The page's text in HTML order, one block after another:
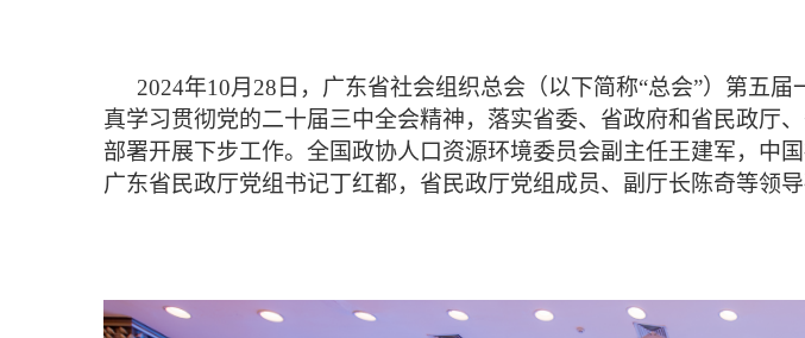
2024年10月28日，广东省社会组织总会（以下简称“总会”）第五
真学习贯彻党的二十届三中全会精神，落实省委、省政府和省民政厅
部署开展下步工作。全国政协人口资源环境委员会副主任王建军，中
广东省民政厅党组书记丁红都，省民政厅党组成员、副厅长陈奇等领导